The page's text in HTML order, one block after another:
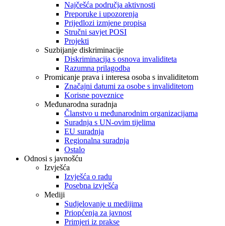
Najčešća područja aktivnosti
Preporuke i upozorenja
Prijedlozi izmjene propisa
Stručni savjet POSI
Projekti
Suzbijanje diskriminacije
Diskriminacija s osnova invaliditeta
Razumna prilagodba
Promicanje prava i interesa osoba s invaliditetom
Značajni datumi za osobe s invaliditetom
Korisne poveznice
Međunarodna suradnja
Članstvo u međunarodnim organizacijama
Suradnja s UN-ovim tijelima
EU suradnja
Regionalna suradnja
Ostalo
Odnosi s javnošću
Izvješća
Izvješća o radu
Posebna izvješća
Mediji
Sudjelovanje u medijima
Priopćenja za javnost
Primjeri iz prakse